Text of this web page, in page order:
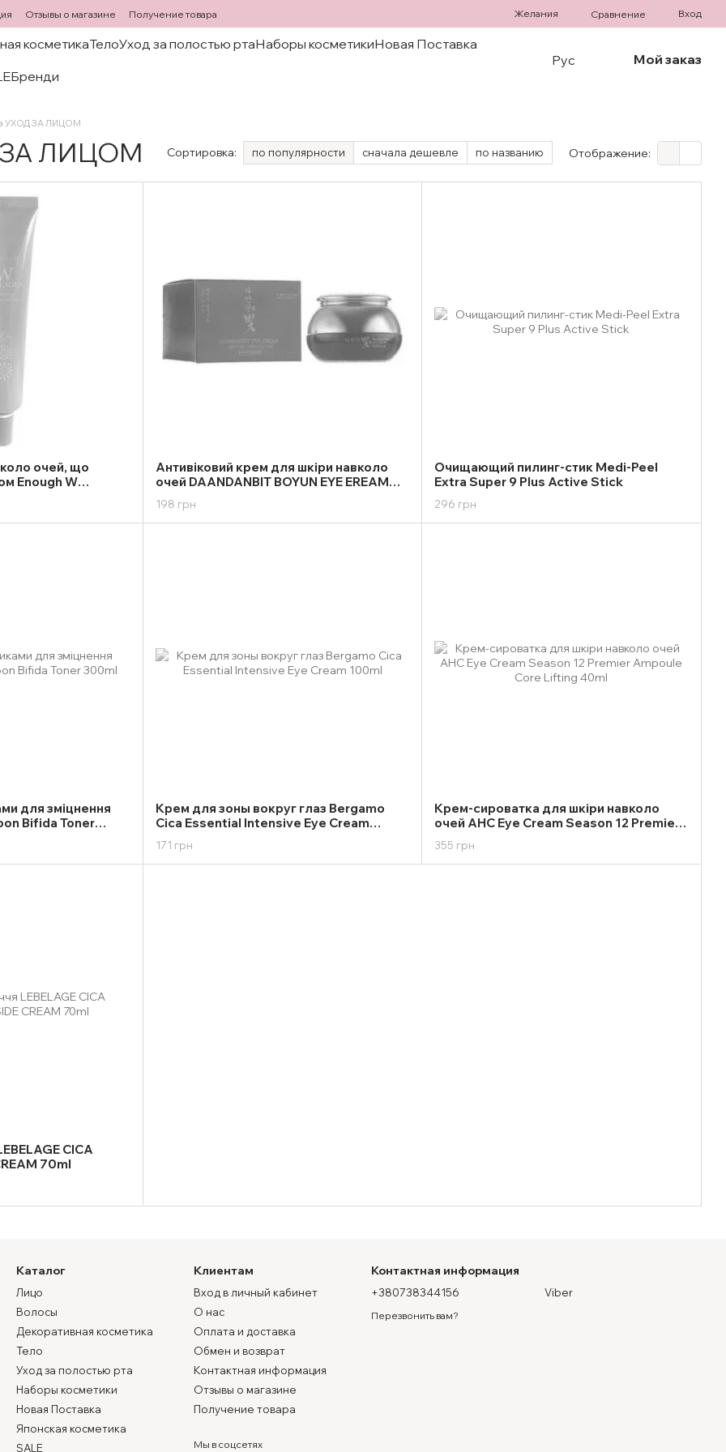
Отзывы о магазине Получение товара Желания Сравнение Вход
косметикаТелоУход за полостью ртаНаборы косметикиНовая Поставка
Бренди
Рус Мой заказ
УХОД ЗА ЛИЦОМ
ЗА ЛИЦОМ Сортировка: по популярности сначала дешевле по названию Отображение:
очей, що
Enough W
Eye Cream
Антивіковий крем для шкіри навколо
очей DAANDANBIT BOYUN EYE EREAM
50ml
198 грн
Очищающий пилинг-стик Medi-Peel
Extra Super 9 Plus Active Stick
296 грн
для зміцнення
Bifida Toner
Крем для зоны вокруг глаз Bergamo
Cica Essential Intensive Eye Cream
100ml
171 грн
Крем-сироватка для шкіри навколо
очей AHC Eye Cream Season 12 Premier
Ampoule Core Lifting 40ml
355 грн
CICA
70ml
Каталог
Лицо
Волосы
Декоративная косметика
Тело
Уход за полостью рта
Наборы косметики
Новая Поставка
Японская косметика
SALE
Клиентам
Вход в личный кабинет
О нас
Оплата и доставка
Обмен и возврат
Контактная информация
Отзывы о магазине
Получение товара
Мы в соцсетях
Контактная информация
+380738344156
Перезвонить вам?
Viber